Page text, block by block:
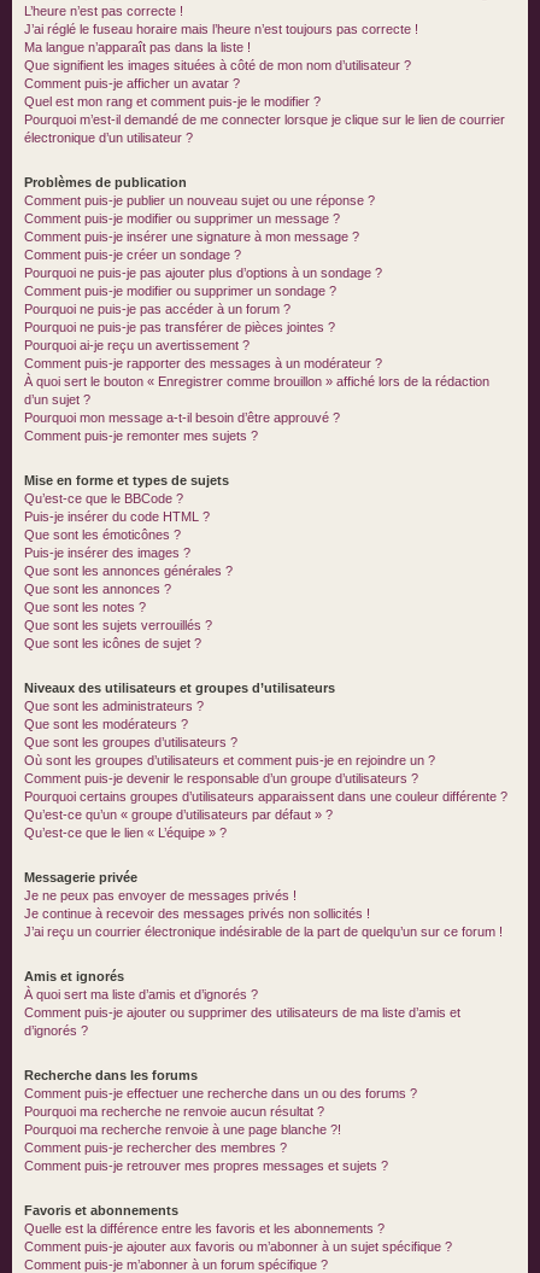
L’heure n’est pas correcte !
J’ai réglé le fuseau horaire mais l’heure n’est toujours pas correcte !
Ma langue n’apparaît pas dans la liste !
Que signifient les images situées à côté de mon nom d’utilisateur ?
Comment puis-je afficher un avatar ?
Quel est mon rang et comment puis-je le modifier ?
Pourquoi m’est-il demandé de me connecter lorsque je clique sur le lien de courrier
électronique d’un utilisateur ?
Problèmes de publication
Comment puis-je publier un nouveau sujet ou une réponse ?
Comment puis-je modifier ou supprimer un message ?
Comment puis-je insérer une signature à mon message ?
Comment puis-je créer un sondage ?
Pourquoi ne puis-je pas ajouter plus d’options à un sondage ?
Comment puis-je modifier ou supprimer un sondage ?
Pourquoi ne puis-je pas accéder à un forum ?
Pourquoi ne puis-je pas transférer de pièces jointes ?
Pourquoi ai-je reçu un avertissement ?
Comment puis-je rapporter des messages à un modérateur ?
À quoi sert le bouton « Enregistrer comme brouillon » affiché lors de la rédaction
d’un sujet ?
Pourquoi mon message a-t-il besoin d’être approuvé ?
Comment puis-je remonter mes sujets ?
Mise en forme et types de sujets
Qu’est-ce que le BBCode ?
Puis-je insérer du code HTML ?
Que sont les émoticônes ?
Puis-je insérer des images ?
Que sont les annonces générales ?
Que sont les annonces ?
Que sont les notes ?
Que sont les sujets verrouillés ?
Que sont les icônes de sujet ?
Niveaux des utilisateurs et groupes d’utilisateurs
Que sont les administrateurs ?
Que sont les modérateurs ?
Que sont les groupes d’utilisateurs ?
Où sont les groupes d’utilisateurs et comment puis-je en rejoindre un ?
Comment puis-je devenir le responsable d’un groupe d’utilisateurs ?
Pourquoi certains groupes d’utilisateurs apparaissent dans une couleur différente ?
Qu’est-ce qu’un « groupe d’utilisateurs par défaut » ?
Qu’est-ce que le lien « L’équipe » ?
Messagerie privée
Je ne peux pas envoyer de messages privés !
Je continue à recevoir des messages privés non sollicités !
J’ai reçu un courrier électronique indésirable de la part de quelqu’un sur ce forum !
Amis et ignorés
À quoi sert ma liste d’amis et d’ignorés ?
Comment puis-je ajouter ou supprimer des utilisateurs de ma liste d’amis et
d’ignorés ?
Recherche dans les forums
Comment puis-je effectuer une recherche dans un ou des forums ?
Pourquoi ma recherche ne renvoie aucun résultat ?
Pourquoi ma recherche renvoie à une page blanche ?!
Comment puis-je rechercher des membres ?
Comment puis-je retrouver mes propres messages et sujets ?
Favoris et abonnements
Quelle est la différence entre les favoris et les abonnements ?
Comment puis-je ajouter aux favoris ou m’abonner à un sujet spécifique ?
Comment puis-je m’abonner à un forum spécifique ?